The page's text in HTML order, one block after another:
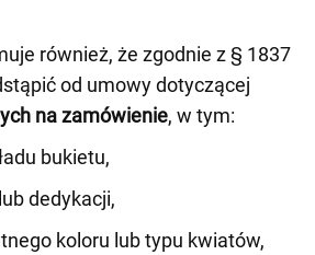
również, że zgodnie z § 1837
od umowy dotyczącej
na zamówienie, w tym:
bukietu,
dedykacji,
koloru lub typu kwiatów,